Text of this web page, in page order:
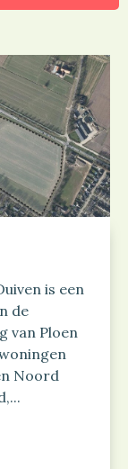
is een
de
van Ploen
Noord